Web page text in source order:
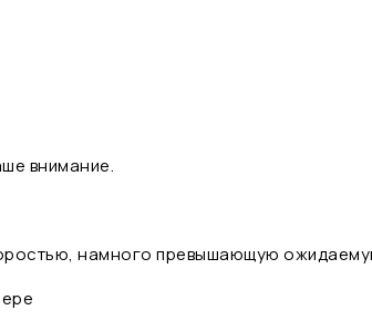
внимание.
намного превышающую